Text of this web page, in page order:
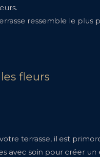
ressemble le
fleurs
terrasse, il est
avec soin pour créer un